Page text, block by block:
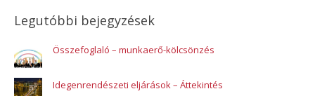
Legutóbbi bejegyzések
Összefoglaló – munkaerő-kölcsönzés
Idegenrendészeti eljárások – Áttekintés